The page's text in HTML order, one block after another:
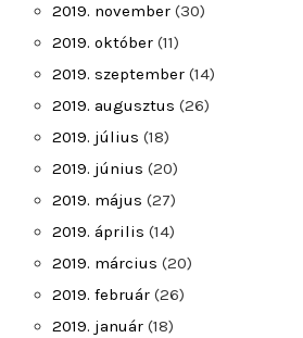
2019. november (30)
2019. október (11)
2019. szeptember (14)
2019. augusztus (26)
2019. július (18)
2019. június (20)
2019. május (27)
2019. április (14)
2019. március (20)
2019. február (26)
2019. január (18)